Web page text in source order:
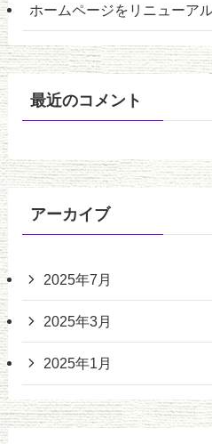
ホームページをリニューア
最近のコメント
アーカイブ
2025年7月
2025年3月
2025年1月